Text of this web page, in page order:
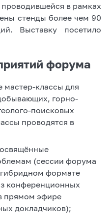
в рамках
стенды более чем 90
Выставку посетило
форума
мастер-классы для
горно-
поисковых
проводятся в
(сессии форума
формате
конференционных
прямом эфире
докладчиков);